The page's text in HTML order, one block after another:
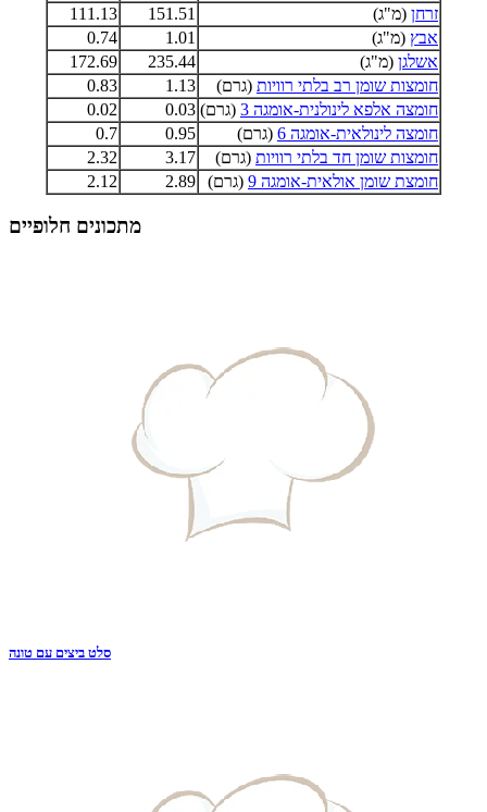
זרחן (מ"ג) 151.51
111.13
אבץ (מ"ג) 1.01
0.74
אשלגן (מ"ג) 235.44
172.69
חומצות שומן רב בלתי רוויות (גרם) 1.13
0.83
חומצה אלפא לינולנית-אומגה 3
(גרם) 0.03
0.02
חומצה לינולאית-אומגה 6
(גרם) 0.95
0.7
חומצות שומן חד בלתי רוויות (גרם) 3.17
2.32
חומצת שומן אולאית-אומגה 9
(גרם) 2.89
2.12
מתכונים חלופיים
סלט ביצים עם טונה